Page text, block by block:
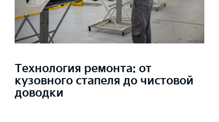
Технология ремонта: от
кузовного стапеля до чистовой
доводки